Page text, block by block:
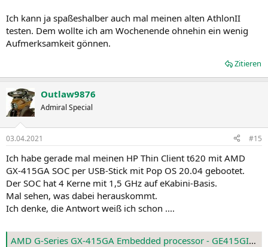
Ich kann ja spaßeshalber auch mal meinen alten AthlonII
testen. Dem wollte ich am Wochenende ohnehin ein wenig
Aufmerksamkeit gönnen.
Zitieren
Outlaw9876
Admiral Special
03.04.2021 #15
Ich habe gerade mal meinen HP Thin Client t620 mit AMD
GX-415GA SOC per USB-Stick mit Pop OS 20.04 gebootet.
Der SOC hat 4 Kerne mit 1,5 GHz auf eKabini-Basis.
Mal sehen, was dabei herauskommt.
Ich denke, die Antwort weiß ich schon ....
AMD G-Series GX-415GA Embedded processor - GE415GIBJ44HM